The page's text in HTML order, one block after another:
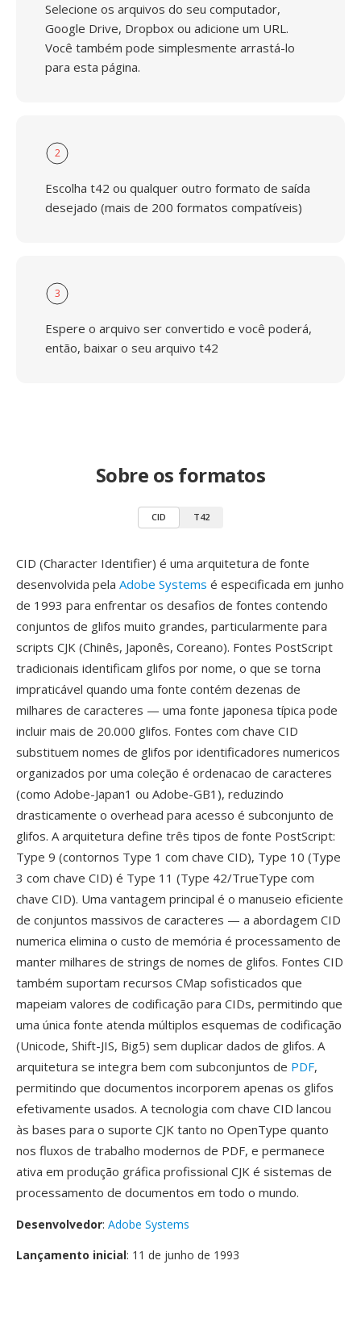
Selecione os arquivos do seu computador,
Google Drive, Dropbox ou adicione um URL.
Você também pode simplesmente arrastá-lo
para esta página.
2
Escolha t42 ou qualquer outro formato de saída
desejado (mais de 200 formatos compatíveis)
3
Espere o arquivo ser convertido e você poderá,
então, baixar o seu arquivo t42
Sobre os formatos
CID T42
CID (Character Identifier) é uma arquitetura de fonte
desenvolvida pela Adobe Systems é especificada em junho
de 1993 para enfrentar os desafios de fontes contendo
conjuntos de glifos muito grandes, particularmente para
scripts CJK (Chinês, Japonês, Coreano). Fontes PostScript
tradicionais identificam glifos por nome, o que se torna
impraticável quando uma fonte contém dezenas de
milhares de caracteres — uma fonte japonesa típica pode
incluir mais de 20.000 glifos. Fontes com chave CID
substituem nomes de glifos por identificadores numericos
organizados por uma coleção é ordenacao de caracteres
(como Adobe-Japan1 ou Adobe-GB1), reduzindo
drasticamente o overhead para acesso é subconjunto de
glifos. A arquitetura define três tipos de fonte PostScript:
Type 9 (contornos Type 1 com chave CID), Type 10 (Type
3 com chave CID) é Type 11 (Type 42/TrueType com
chave CID). Uma vantagem principal é o manuseio eficiente
de conjuntos massivos de caracteres — a abordagem CID
numerica elimina o custo de memória é processamento de
manter milhares de strings de nomes de glifos. Fontes CID
também suportam recursos CMap sofisticados que
mapeiam valores de codificação para CIDs, permitindo que
uma única fonte atenda múltiplos esquemas de codificação
(Unicode, Shift-JIS, Big5) sem duplicar dados de glifos. A
arquitetura se integra bem com subconjuntos de PDF,
permitindo que documentos incorporem apenas os glifos
efetivamente usados. A tecnologia com chave CID lancou
às bases para o suporte CJK tanto no OpenType quanto
nos fluxos de trabalho modernos de PDF, e permanece
ativa em produção gráfica profissional CJK é sistemas de
processamento de documentos em todo o mundo.
Desenvolvedor: Adobe Systems
Lançamento inicial: 11 de junho de 1993